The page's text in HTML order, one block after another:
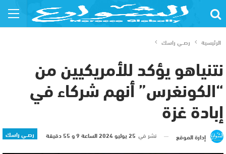
الرئيسية رصــي راسك
نتنياهو يؤكد للأمريكيين من
“الكونغرس” أنهم شركاء في
إبادة غزة
رصــي راسك إدارة الموقع نشر في 25 يوليو 2024 الساعة 9 و 55 دقيقة